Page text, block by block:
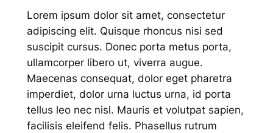
Lorem ipsum dolor sit amet, consectetur
adipiscing elit. Quisque rhoncus nisi sed
suscipit cursus. Donec porta metus porta,
ullamcorper libero ut, viverra augue.
Maecenas consequat, dolor eget pharetra
imperdiet, dolor urna luctus urna, id porta
tellus leo nec nisl. Mauris et volutpat sapien,
facilisis eleifend felis. Phasellus rutrum